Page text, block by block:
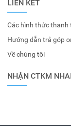
LIÊN KẾT
Các hình thức thanh
Hướng dẫn trả góp
Về chúng tôi
NHẬN CTKM